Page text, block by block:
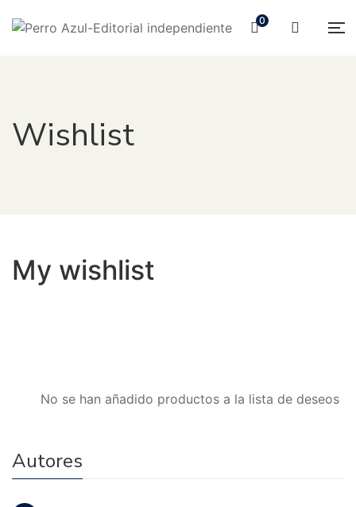
0
Wishlist
My wishlist
No se han añadido productos a la lista de deseos
Autores